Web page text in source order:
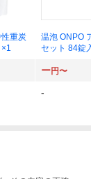
重炭
温泡 ONPO
セット 84錠
ー円〜
-